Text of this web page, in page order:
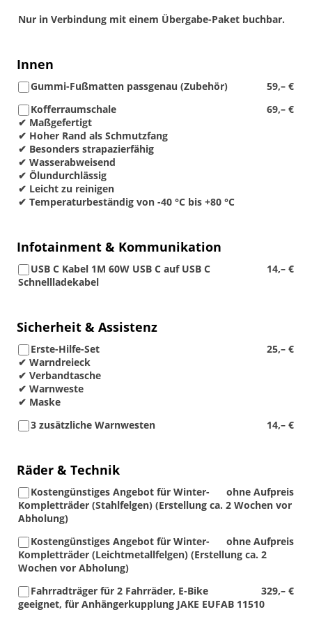
Nur in Verbindung mit einem Übergabe-Paket buchbar.
Innen
59,– €
Gummi-Fußmatten passgenau (Zubehör)
69,– €
Kofferraumschale
✔ Maßgefertigt
✔ Hoher Rand als Schmutzfang
✔ Besonders strapazierfähig
✔ Wasserabweisend
✔ Ölundurchlässig
✔ Leicht zu reinigen
✔ Temperaturbeständig von -40 °C bis +80 °C
Infotainment & Kommunikation
14,– €
USB C Kabel 1M 60W USB C auf USB C
Schnellladekabel
Sicherheit & Assistenz
25,– €
Erste-Hilfe-Set
✔ Warndreieck
✔ Verbandtasche
✔ Warnweste
✔ Maske
14,– €
3 zusätzliche Warnwesten
Räder & Technik
ohne Aufpreis
Kostengünstiges Angebot für Winter-
Kompletträder (Stahlfelgen) (Erstellung ca. 2 Wochen vor
Abholung)
ohne Aufpreis
Kostengünstiges Angebot für Winter-
Kompletträder (Leichtmetallfelgen) (Erstellung ca. 2
Wochen vor Abholung)
329,– €
Fahrradträger für 2 Fahrräder, E-Bike
geeignet, für Anhängerkupplung JAKE EUFAB 11510